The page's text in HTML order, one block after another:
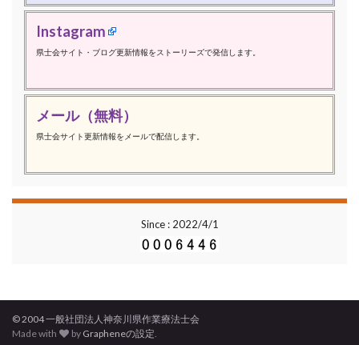
Instagram
県士会サイト・ブログ更新情報をストーリーズで発信します。
メール（無料）
県士会サイト更新情報をメールで配信します。
Since : 2022/4/1
© 2004 一般社団法人神奈川県作業療法士会
Made with
by Grapheneの設定.